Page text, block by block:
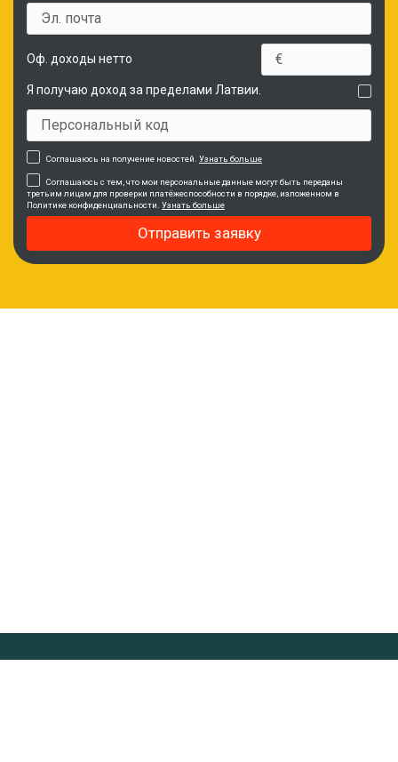
Оф. доходы нетто
Я получаю доход за пределами Латвии.
Соглашаюсь на получение новостей. Узнать больше
Соглашаюсь с тем, что мои персональные данные могут быть переданы
третьим лицам для проверки платёжеспособности в порядке, изложенном в
Политике конфиденциальности. Узнать больше
Отправить заявку